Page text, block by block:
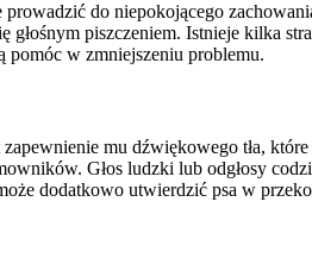
do niepokojącego
piszczeniem. Istnieje kilka
pomóc w zmniejszeniu problemu.
mu dźwiękowego tła,
Głos ludzki lub odgłosy
dodatkowo utwierdzić psa w